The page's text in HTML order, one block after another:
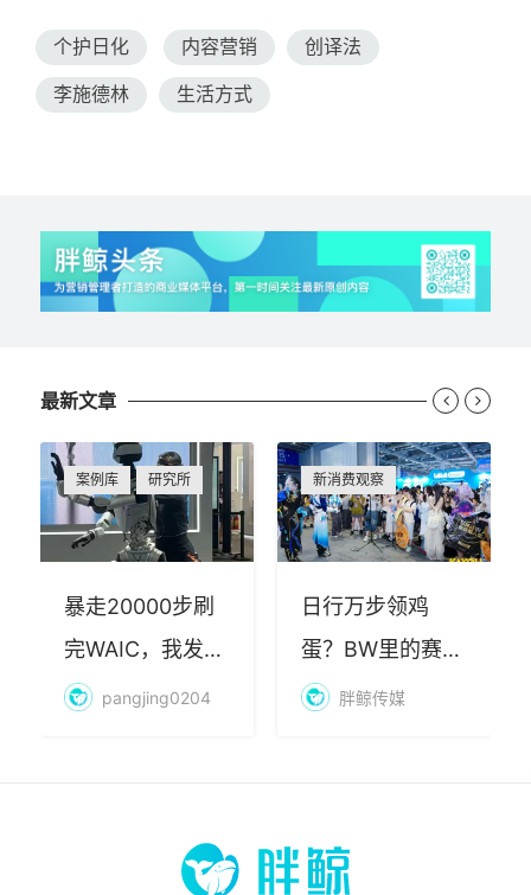
个护日化 内容营销 创译法
李施德林 生活方式
最新文章
案例库 研究所
暴走20000步刷
完WAIC，我发现
AI最赚钱的不是
pangjing0204
新消费观察
日行万步领鸡
蛋？BW里的赛博
朝圣，藏着品牌
胖鲸传媒
 